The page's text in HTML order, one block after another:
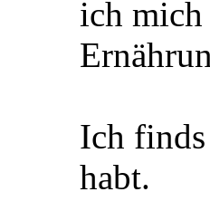
ich mich
Ich
habt.